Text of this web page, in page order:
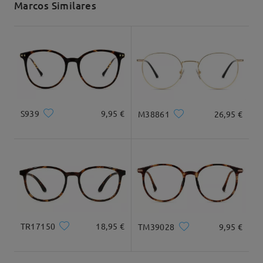
square 17.5cm/6.89 in 13cm/5.12 in
Ancho Total
137mm/ 5.39in
Longitud de Patillas
148mm/ 5.83in
Llegado
Marcos Similares
S939 9,95 € M38861 26,95 €
TR17150 18,95 € TM39028 9,95 €